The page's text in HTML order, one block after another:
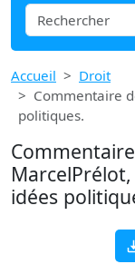
Accueil
Droit
Commentaire
politiques.
idées